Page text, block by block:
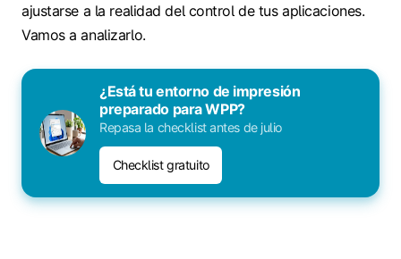
ajustarse a la realidad del control de tus aplicaciones.
Vamos a analizarlo.
¿Está tu entorno de impresión
preparado para WPP?
Repasa la checklist antes de julio
Checklist gratuito